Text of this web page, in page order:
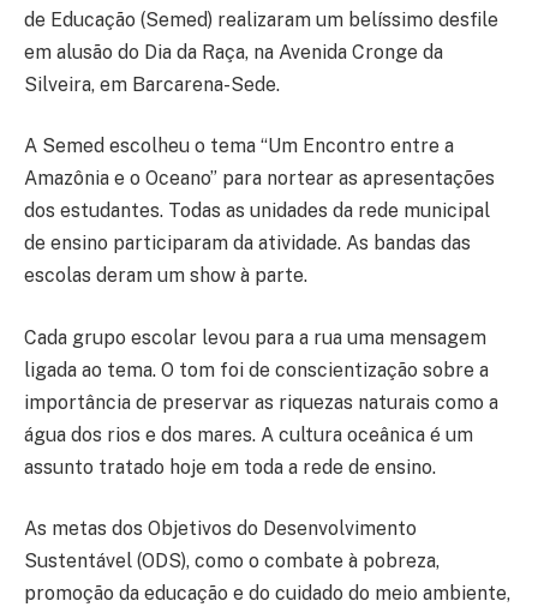
de Educação (Semed) realizaram um belíssimo desfile
em alusão do Dia da Raça, na Avenida Cronge da
Silveira, em Barcarena-Sede.
A Semed escolheu o tema “Um Encontro entre a
Amazônia e o Oceano” para nortear as apresentações
dos estudantes. Todas as unidades da rede municipal
de ensino participaram da atividade. As bandas das
escolas deram um show à parte.
Cada grupo escolar levou para a rua uma mensagem
ligada ao tema. O tom foi de conscientização sobre a
importância de preservar as riquezas naturais como a
água dos rios e dos mares. A cultura oceânica é um
assunto tratado hoje em toda a rede de ensino.
As metas dos Objetivos do Desenvolvimento
Sustentável (ODS), como o combate à pobreza,
promoção da educação e do cuidado do meio ambiente,